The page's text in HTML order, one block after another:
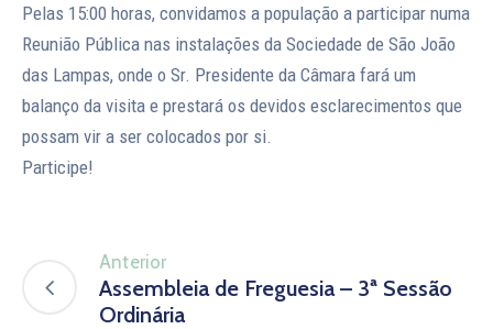
Pelas 15:00 horas, convidamos a população a participar numa
Reunião Pública nas instalações da Sociedade de São João
das Lampas, onde o Sr. Presidente da Câmara fará um
balanço da visita e prestará os devidos esclarecimentos que
possam vir a ser colocados por si.
Participe!
Anterior
Assembleia de Freguesia – 3ª Sessão
Ordinária